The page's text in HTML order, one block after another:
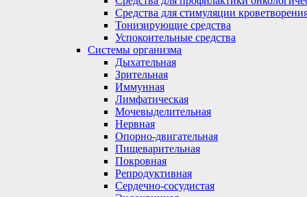
Средства для стимуляции
Тонизирующие средства
Успокоительные средства
Системы организма
Дыхательная
Зрительная
Иммунная
Лимфатическая
Мочевыделительная
Нервная
Опорно-двигательная
Пищеварительная
Покровная
Репродуктивная
Сердечно-сосудистая